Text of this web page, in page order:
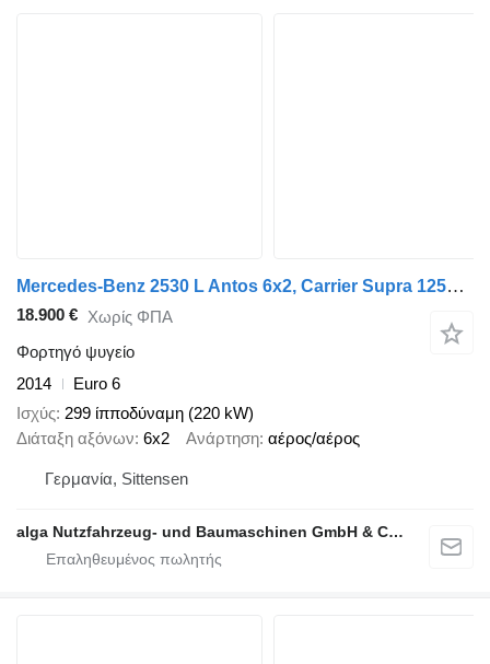
Mercedes-Benz 2530 L Antos 6x2, Carrier Supra 1250, LBW, Klima
18.900 € Χωρίς ΦΠΑ
Φορτηγό ψυγείο
2014
Euro 6
Ισχύς 299 ίπποδύναμη (220 kW)
Διάταξη αξόνων 6x2 Ανάρτηση αέρος/αέρος
Γερμανία, Sittensen
alga Nutzfahrzeug- und Baumaschinen GmbH & Co. KG